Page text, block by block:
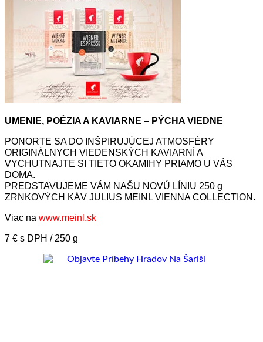
UMENIE, POÉZIA A KAVIARNE – PÝCHA VIEDNE
PONORTE SA DO INŠPIRUJÚCEJ ATMOSFÉRY
ORIGINÁLNYCH VIEDENSKÝCH KAVIARNÍ A
VYCHUTNAJTE SI TIETO OKAMIHY PRIAMO U VÁS
DOMA.
PREDSTAVUJEME VÁM NAŠU NOVÚ LÍNIU 250 g
ZRNKOVÝCH KÁV JULIUS MEINL VIENNA COLLECTION.
Viac na www.meinl.sk
7 € s DPH / 250 g